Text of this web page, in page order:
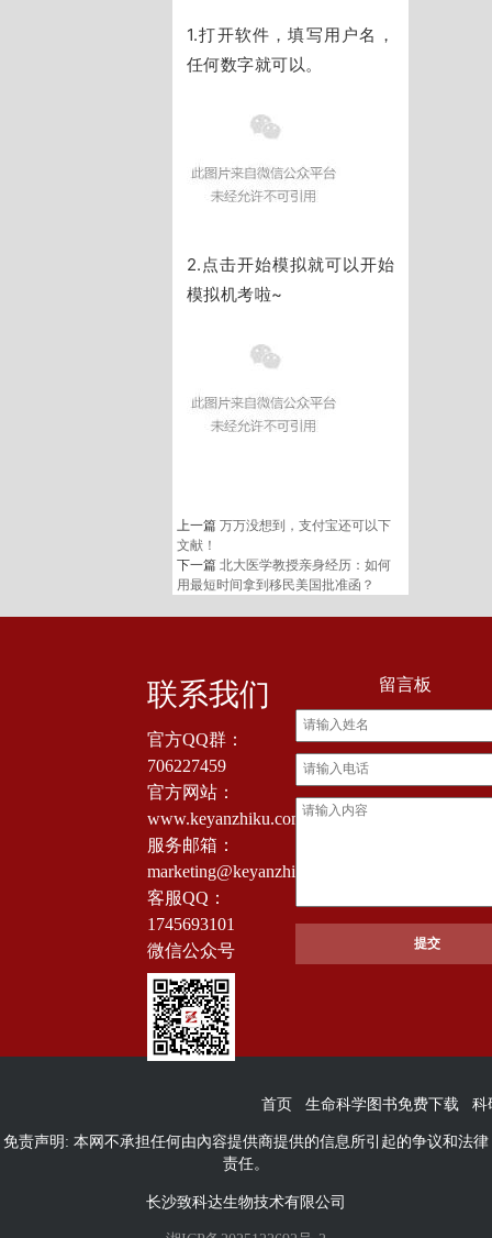
1.打开软件，填写用户名，
任何数字就可以。
2.点击开始模拟就可以开始
模拟机考啦~
上一篇万万没想到，支付宝还可以下
文献！
下一篇北大医学教授亲身经历：如何
用最短时间拿到移民美国批准函？
联系我们
官方QQ群：
706227459
官方网站：
www.keyanzhiku.com
服务邮箱：
marketing@keyanzhiku.com
客服QQ：
1745693101
微信公众号
留言板
首页 生命科学图书免费下载 科
免责声明: 本网不承担任何由內容提供商提供的信息所引起的争议和法律
责任。
长沙致科达生物技术有限公司